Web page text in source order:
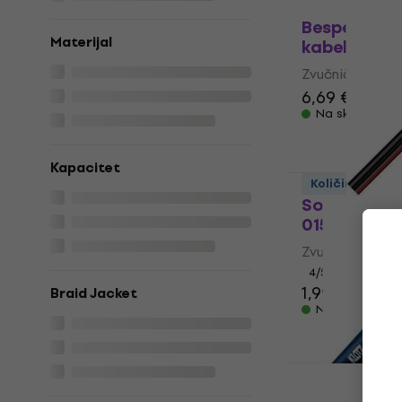
Materijal
Kapacitet
Braid Jacket
Bespeco
kabel
Zvučnički kabel
6,69 €
Na skladištu
Sommer
0150-SW
Zvučnički kabel
4/5
1,99 €
Na skladištu
Količinski
Klotz